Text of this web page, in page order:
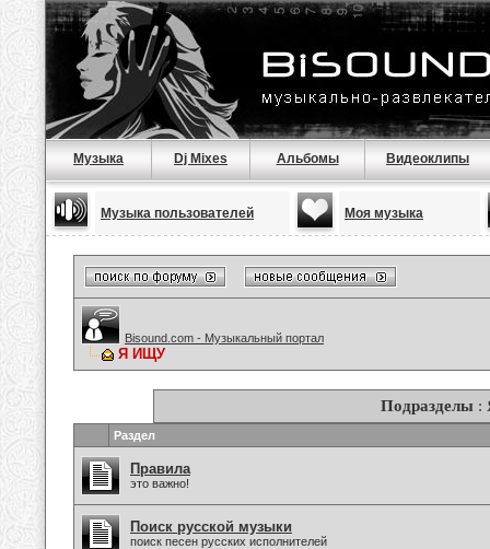
Музыка Dj Mixes Альбомы Видеоклипы
Музыка пользователей Моя музыка
Bisound.com - Музыкальный портал
Я ИЩУ
Подразделы:
Раздел
Правила
это важно!
Поиск русской музыки
поиск песен русских исполнителей